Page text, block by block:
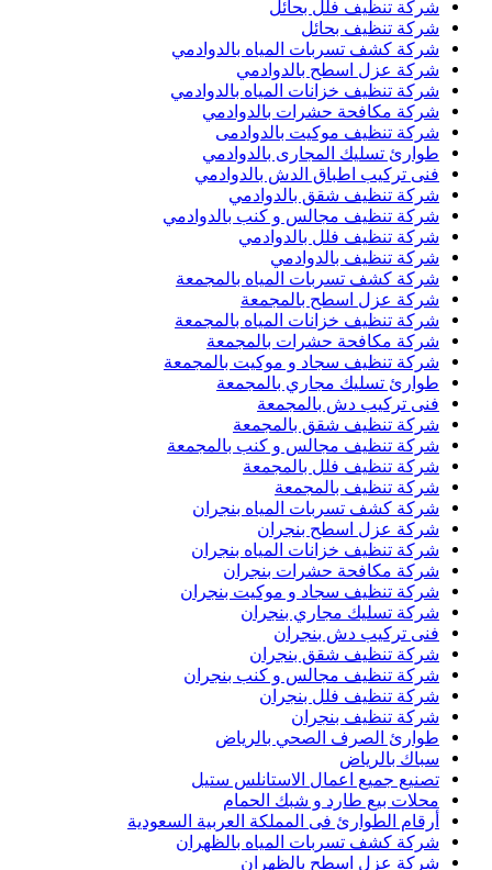
شركة تنظيف فلل بحائل
شركة تنظيف بحائل
شركة كشف تسربات المياه بالدوادمي
شركة عزل اسطح بالدوادمي
شركة تنظيف خزانات المياه بالدوادمي
شركة مكافحة حشرات بالدوادمي
شركة تنظيف موكيت بالدوادمى
طوارئ تسليك المجارى بالدوادمي
فنى تركيب اطباق الدش بالدوادمي
شركة تنظيف شقق بالدوادمي
شركة تنظيف مجالس و كنب بالدوادمي
شركة تنظيف فلل بالدوادمي
شركة تنظيف بالدوادمي
شركة كشف تسربات المياه بالمجمعة
شركة عزل اسطح بالمجمعة
شركة تنظيف خزانات المياه بالمجمعة
شركة مكافحة حشرات بالمجمعة
شركة تنظيف سجاد و موكيت بالمجمعة
طوارئ تسليك مجاري بالمجمعة
فنى تركيب دش بالمجمعة
شركة تنظيف شقق بالمجمعة
شركة تنظيف مجالس و كنب بالمجمعة
شركة تنظيف فلل بالمجمعة
شركة تنظيف بالمجمعة
شركة كشف تسربات المياه بنجران
شركة عزل اسطح بنجران
شركة تنظيف خزانات المياه بنجران
شركة مكافحة حشرات بنجران
شركة تنظيف سجاد و موكيت بنجران
شركة تسليك مجاري بنجران
فنى تركيب دش بنجران
شركة تنظيف شقق بنجران
شركة تنظيف مجالس و كنب بنجران
شركة تنظيف فلل بنجران
شركة تنظيف بنجران
طوارئ الصرف الصحي بالرياض
سباك بالرياض
تصنيع جميع اعمال الاستانلس ستيل
محلات بيع طارد و شبك الحمام
أرقام الطوارئ فى المملكة العربية السعودية
شركة كشف تسربات المياه بالظهران
شركة عزل اسطح بالظهران